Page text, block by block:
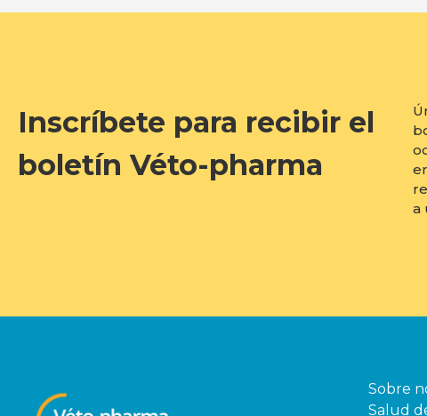
Inscríbete para recibir el
boletín Véto-pharma
a
Sobre
Salud